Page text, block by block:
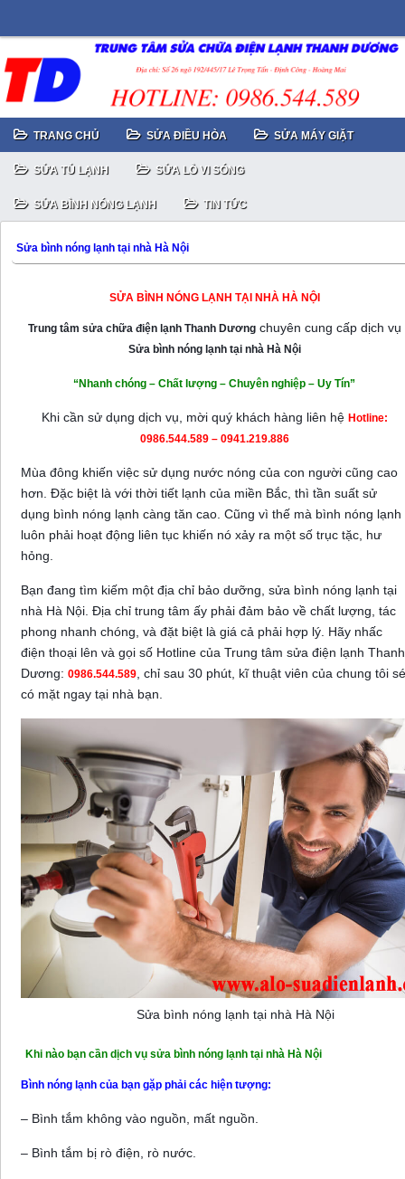
TRANG CHỦ SỬA ĐIỀU HÒA SỬA MÁY GIẶT
SỬA TỦ LẠNH SỬA LÒ VI SÓNG
SỬA BÌNH NÓNG LẠNH TIN TỨC
Sửa bình nóng lạnh tại nhà Hà Nội
SỬA BÌNH NÓNG LẠNH TẠI NHÀ HÀ NỘI
Trung tâm sửa chữa điện lạnh Thanh Dương chuyên cung cấp dịch vụ
Sửa bình nóng lạnh tại nhà Hà Nội
“Nhanh chóng – Chất lượng – Chuyên nghiệp – Uy Tín”
Khi cần sử dụng dịch vụ, mời quý khách hàng liên hệ Hotline:
0986.544.589 – 0941.219.886
Mùa đông khiến việc sử dụng nước nóng của con người cũng cao
hơn. Đặc biệt là với thời tiết lạnh của miền Bắc, thì tần suất sử
dụng bình nóng lạnh càng tăn cao. Cũng vì thế mà bình nóng lạnh
luôn phải hoạt động liên tục khiến nó xảy ra một số trục tặc, hư
hỏng.
Bạn đang tìm kiếm một địa chỉ bảo dưỡng , sửa bình nóng lạnh tại
nhà Hà Nội. Địa chỉ trung tâm ấy phải đảm bảo về chất lượng, tác
phong nhanh chóng, và đặt biệt là giá cả phải hợp lý. Hãy nhấc
điện thoại lên và gọi số Hotline của Trung tâm sửa điện lạnh Thanh
Dương: 0986.544.589 , chỉ sau 30 phút, kĩ thuật viên của chung tôi sé
có mặt ngay tại nhà bạn.
Sửa bình nóng lạnh tại nhà Hà Nội
Khi nào bạn cần dịch vụ sửa bình nóng lạnh tại nhà Hà Nội
Bình nóng lạnh của bạn gặp phải các hiện tượng:
– Bình tắm không vào nguồn, mất nguồn.
– Bình tắm bị rò điện, rò nước.